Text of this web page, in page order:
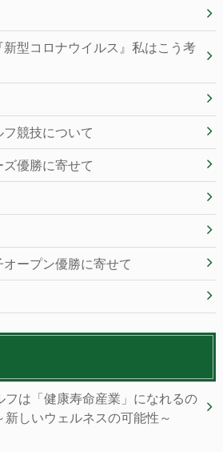
型コロナウイルス』私はこう考
競技について
優勝に寄せて
ープン優勝に寄せて
フは「健康寿命産業」になれるの
新しいウェルネスの可能性～